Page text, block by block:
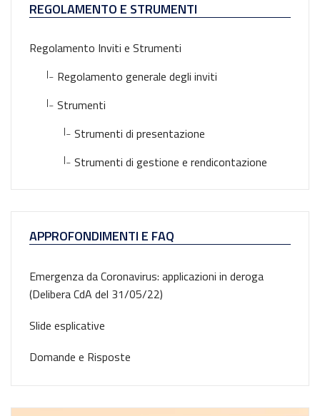
REGOLAMENTO E STRUMENTI
Regolamento Inviti e Strumenti
|_ Regolamento generale degli inviti
|_ Strumenti
|_ Strumenti di presentazione
|_ Strumenti di gestione e rendicontazione
APPROFONDIMENTI E FAQ
Emergenza da Coronavirus: applicazioni in deroga
(Delibera CdA del 31/05/22)
Slide esplicative
Domande e Risposte